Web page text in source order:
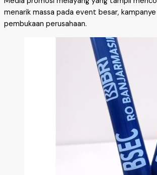
menarik massa pada event besar, kampanye
pembukaan perusahaan.